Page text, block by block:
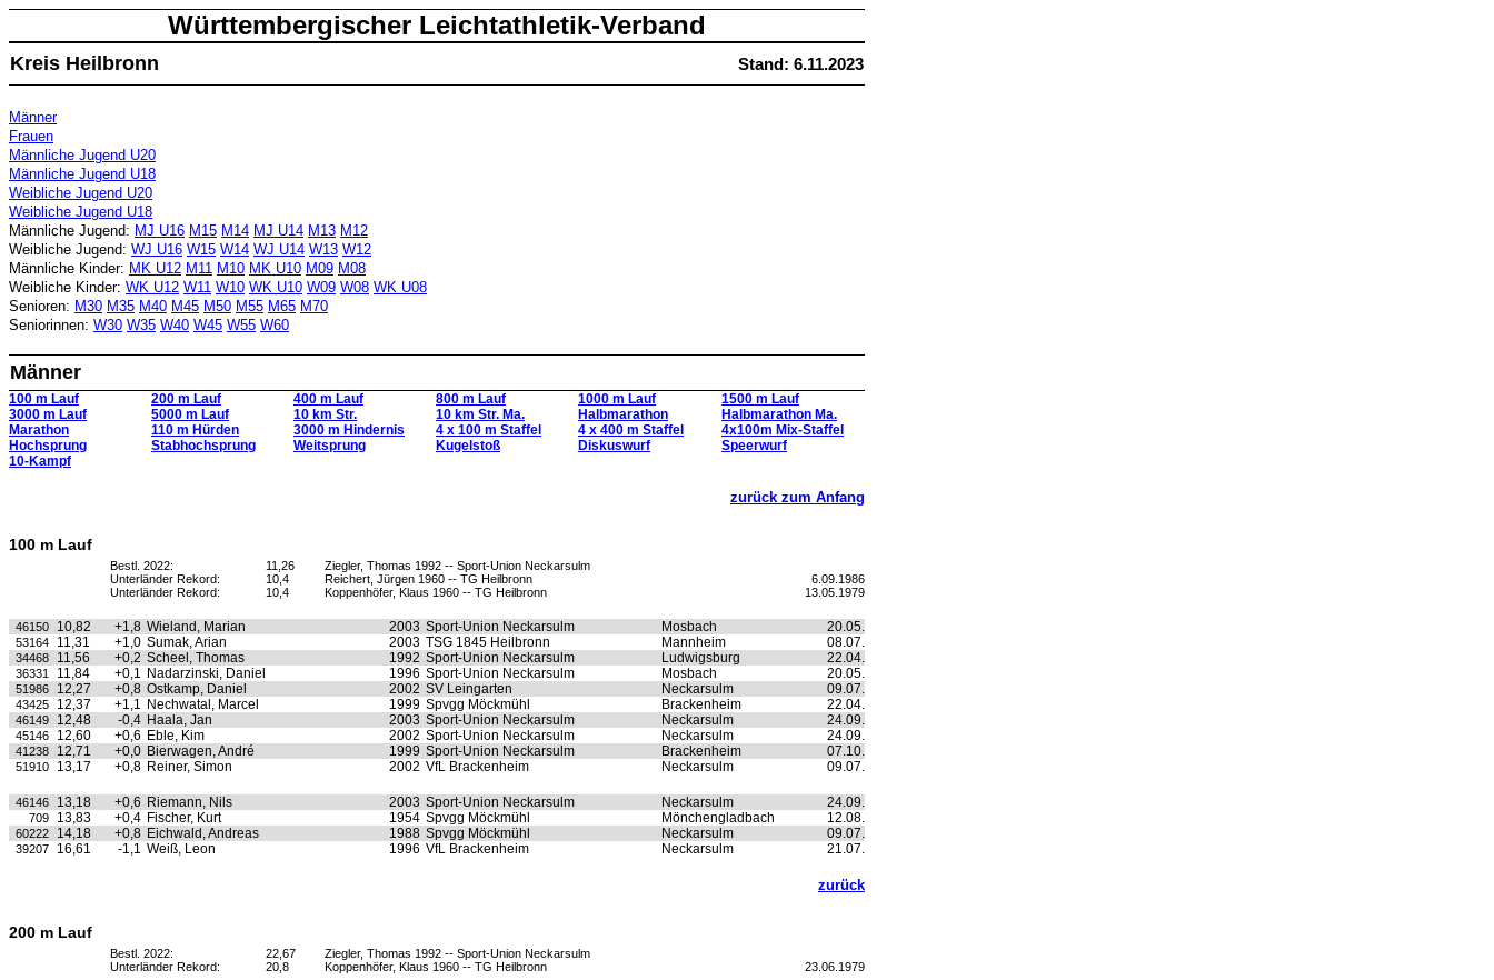
Württembergischer Leichtathletik-Verband
Kreis Heilbronn Stand: 6.11.2023
Männer
Frauen
Männliche Jugend U20
Männliche Jugend U18
Weibliche Jugend U20
Weibliche Jugend U18
Männliche Jugend: MJ U16 M15 M14 MJ U14 M13 M12
Weibliche Jugend: WJ U16 W15 W14 WJ U14 W13 W12
Männliche Kinder: MK U12 M11 M10 MK U10 M09 M08
Weibliche Kinder: WK U12 W11 W10 WK U10 W09 W08 WK U08
Senioren: M30 M35 M40 M45 M50 M55 M65 M70
Seniorinnen: W30 W35 W40 W45 W55 W60
Männer
100 m Lauf 200 m Lauf 400 m Lauf 800 m Lauf 1000 m Lauf
1500 m Lauf
3000 m Lauf
5000 m Lauf 10 km Str. 10 km Str. Ma. Halbmarathon
Halbmarathon Ma.
Marathon
110 m Hürden 3000 m Hindernis 4 x 100 m Staffel 4 x 400 m Staffel
4x100m Mix-Staffel
Hochsprung
Stabhochsprung Weitsprung Kugelstoß Diskuswurf
Speerwurf
10-Kampf
zurück zum Anfang
100 m Lauf
Bestl. 2022: 11,26
Ziegler, Thomas 1992 -- Sport-Union Neckarsulm
Unterländer Rekord:
10,4 Reichert, Jürgen 1960 -- TG Heilbronn
6.09.1986
Unterländer Rekord:
10,4 Koppenhöfer, Klaus 1960 -- TG Heilbronn 13.05.1979
46150 10,82 +1,8 Wieland, Marian 2003 Sport-Union Neckarsulm Mosbach 20.05.
53164 11,31 +1,0 Sumak, Arian 2003 TSG 1845 Heilbronn Mannheim 08.07.
34468 11,56 +0,2 Scheel, Thomas 1992 Sport-Union Neckarsulm Ludwigsburg 22.04.
36331 11,84 +0,1 Nadarzinski, Daniel 1996 Sport-Union Neckarsulm Mosbach 20.05.
51986 12,27 +0,8 Ostkamp, Daniel 2002 SV Leingarten Neckarsulm 09.07.
43425 12,37 +1,1 Nechwatal, Marcel 1999 Spvgg Möckmühl Brackenheim 22.04.
46149 12,48 -0,4 Haala, Jan 2003 Sport-Union Neckarsulm Neckarsulm 24.09.
45146 12,60 +0,6 Eble, Kim 2002 Sport-Union Neckarsulm Neckarsulm 24.09.
41238 12,71 +0,0 Bierwagen, André 1999 Sport-Union Neckarsulm Brackenheim 07.10.
51910 13,17 +0,8 Reiner, Simon 2002 VfL Brackenheim Neckarsulm 09.07.
46146 13,18 +0,6 Riemann, Nils 2003 Sport-Union Neckarsulm Neckarsulm 24.09.
709 13,83 +0,4 Fischer, Kurt 1954 Spvgg Möckmühl Mönchengladbach 12.08.
60222 14,18 +0,8 Eichwald, Andreas 1988 Spvgg Möckmühl Neckarsulm 09.07.
39207 16,61 -1,1 Weiß, Leon 1996 VfL Brackenheim Neckarsulm 21.07.
zurück
200 m Lauf
Bestl. 2022: 22,67
Ziegler, Thomas 1992 -- Sport-Union Neckarsulm
Unterländer Rekord:
20,8 Koppenhöfer, Klaus 1960 -- TG Heilbronn 23.06.1979